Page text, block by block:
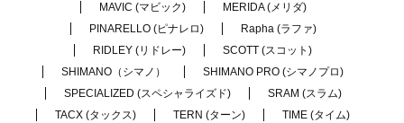
MAVIC (マビック)
MERIDA (メリダ)
PINARELLO (ピナレロ)
Rapha (ラファ)
RIDLEY (リドレー)
SCOTT (スコット)
SHIMANO（シマノ）
SHIMANO PRO (シマノプロ)
SPECIALIZED (スペシャライズド)
SRAM (スラム)
TACX (タックス)
TERN (ターン)
TIME (タイム)